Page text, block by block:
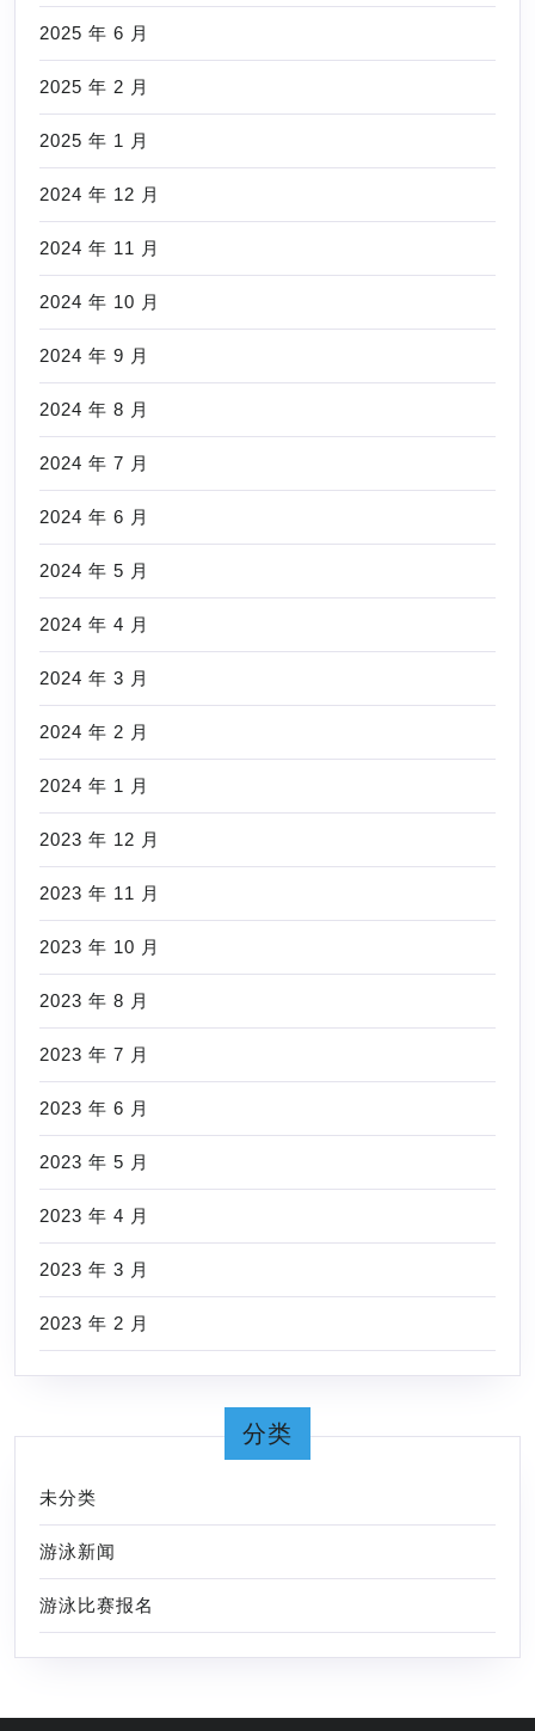
2025 年 6 月
2025 年 2 月
2025 年 1 月
2024 年 12 月
2024 年 11 月
2024 年 10 月
2024 年 9 月
2024 年 8 月
2024 年 7 月
2024 年 6 月
2024 年 5 月
2024 年 4 月
2024 年 3 月
2024 年 2 月
2024 年 1 月
2023 年 12 月
2023 年 11 月
2023 年 10 月
2023 年 8 月
2023 年 7 月
2023 年 6 月
2023 年 5 月
2023 年 4 月
2023 年 3 月
2023 年 2 月
分类
未分类
游泳新闻
游泳比赛报名